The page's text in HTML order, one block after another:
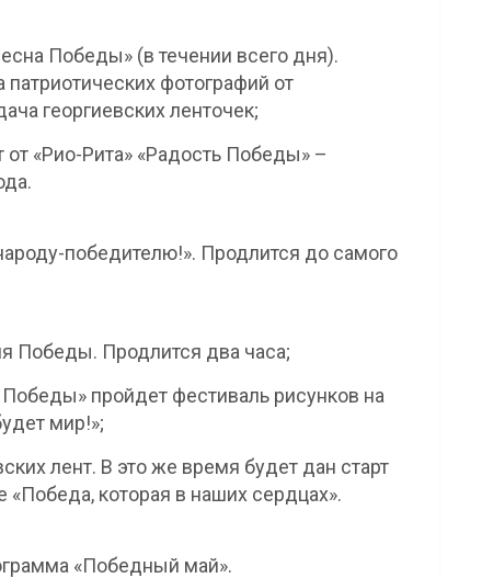
Победы» (в течении всего дня).
фотографий от
георгиевских ленточек;
«Рио-Рита» «Радость Победы» –
победителю!». Продлится до самого
Победы. Продлится два часа;
пройдет фестиваль рисунков на
мир!»;
лент. В это же время будет дан старт
которая в наших сердцах».
«Победный май».